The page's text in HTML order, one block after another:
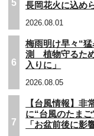
5
長岡花火に込め
2026.08.01
6
梅雨明け早々“
測 植物守るた
入りに」
2026.08.05
7
【台風情報】非
に“台風のたま
「お盆前後に影